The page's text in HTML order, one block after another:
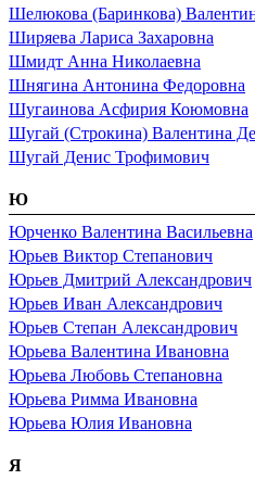
Шелюкова (Баринкова)
Ширяева Лариса Захаровна
Шмидт Анна Николаевна
Шнягина Антонина Федоровна
Шугаинова Асфирия Коюмовна
Шугай (Строкина) Валентина
Шугай Денис Трофимович
Ю
Юрченко Валентина Васильевна
Юрьев Виктор Степанович
Юрьев Дмитрий Александрович
Юрьев Иван Александрович
Юрьев Степан Александрович
Юрьева Валентина Ивановна
Юрьева Любовь Степановна
Юрьева Римма Ивановна
Юрьева Юлия Ивановна
Я